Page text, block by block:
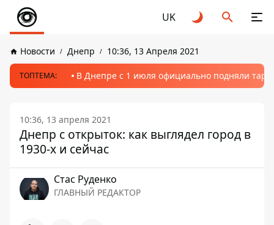
UK
Новости Днепр 10:36, 13 Апреля 2021
ТОПТЕМА: В Днепре с 1 июля официально подняли
10:36, 13 апреля 2021
Днепр с открыток: как выглядел город в
1930-х и сейчас
Стаc Руденко
ГЛАВНЫЙ РЕДАКТОР